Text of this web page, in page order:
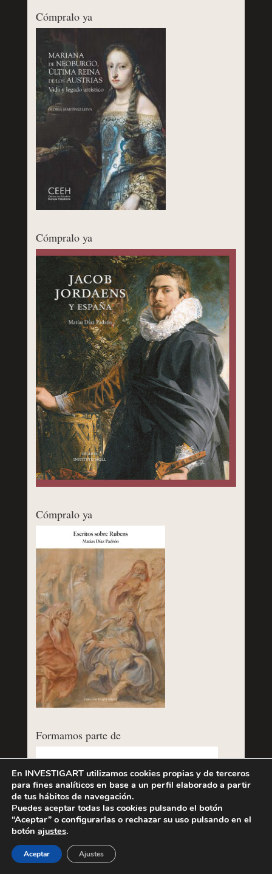
Cómpralo ya
Cómpralo ya
Cómpralo ya
Formamos parte de
En INVESTIGART utilizamos cookies propias y de terceros
para fines analíticos en base a un perfil elaborado a partir
de tus hábitos de navegación.
Puedes aceptar todas las cookies pulsando el botón
“Aceptar” o configurarlas o rechazar su uso pulsando en el
botón ajustes.
Aceptar Ajustes